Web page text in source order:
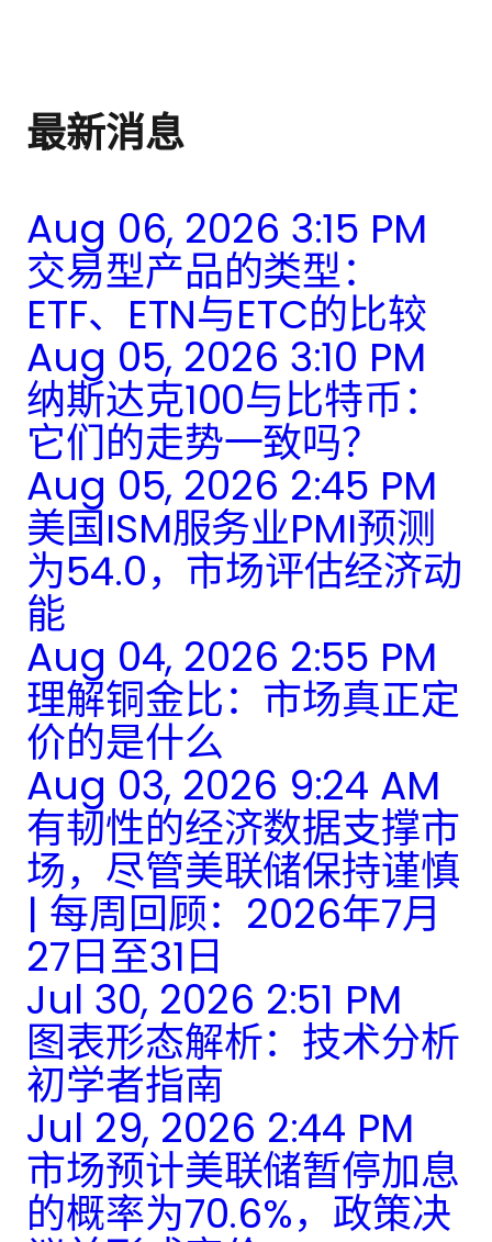
最新消息
Aug 06, 2026 3:15 PM
交易型产品的类型：
ETF、ETN与ETC的比较
Aug 05, 2026 3:10 PM
纳斯达克100与比特币：
它们的走势一致吗？
Aug 05, 2026 2:45 PM
美国ISM服务业PMI预测
为54.0，市场评估经济动
能
Aug 04, 2026 2:55 PM
理解铜金比：市场真正定
价的是什么
Aug 03, 2026 9:24 AM
有韧性的经济数据支撑市
场，尽管美联储保持谨慎
| 每周回顾：2026年7月
27日至31日
Jul 30, 2026 2:51 PM
图表形态解析：技术分析
初学者指南
Jul 29, 2026 2:44 PM
市场预计美联储暂停加息
的概率为70.6%，政策决